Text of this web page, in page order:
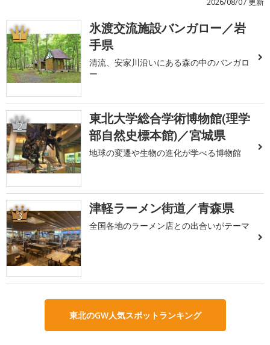
1
氷渡交流施設バンガロー／岩
手県
清流、安家川沿いにある森の中のバンガロ
ー
2
東北大学総合学術博物館(理学
部自然史標本館)／宮城県
地球の変遷や生物の進化が学べる博物館
3 津軽ラーメン街道／青森県
全国各地のラーメン店との出合いがテーマ
東北のGW人気スポットランキング